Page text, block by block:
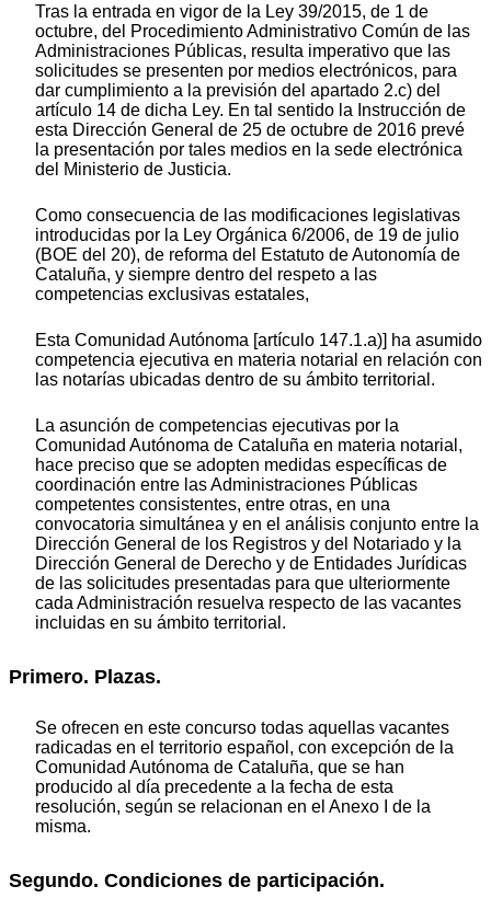
Tras la entrada en vigor de la Ley 39/2015, de 1 de
octubre, del Procedimiento Administrativo Común de las
Administraciones Públicas, resulta imperativo que las
solicitudes se presenten por medios electrónicos, para
dar cumplimiento a la previsión del apartado 2.c) del
artículo 14 de dicha Ley. En tal sentido la Instrucción de
esta Dirección General de 25 de octubre de 2016 prevé
la presentación por tales medios en la sede electrónica
del Ministerio de Justicia.
Como consecuencia de las modificaciones legislativas
introducidas por la Ley Orgánica 6/2006, de 19 de julio
(BOE del 20), de reforma del Estatuto de Autonomía de
Cataluña, y siempre dentro del respeto a las
competencias exclusivas estatales,
Esta Comunidad Autónoma [artículo 147.1.a)] ha asumido
competencia ejecutiva en materia notarial en relación con
las notarías ubicadas dentro de su ámbito territorial.
La asunción de competencias ejecutivas por la
Comunidad Autónoma de Cataluña en materia notarial,
hace preciso que se adopten medidas específicas de
coordinación entre las Administraciones Públicas
competentes consistentes, entre otras, en una
convocatoria simultánea y en el análisis conjunto entre la
Dirección General de los Registros y del Notariado y la
Dirección General de Derecho y de Entidades Jurídicas
de las solicitudes presentadas para que ulteriormente
cada Administración resuelva respecto de las vacantes
incluidas en su ámbito territorial.
Primero. Plazas.
Se ofrecen en este concurso todas aquellas vacantes
radicadas en el territorio español, con excepción de la
Comunidad Autónoma de Cataluña, que se han
producido al día precedente a la fecha de esta
resolución, según se relacionan en el Anexo I de la
misma.
Segundo. Condiciones de participación.